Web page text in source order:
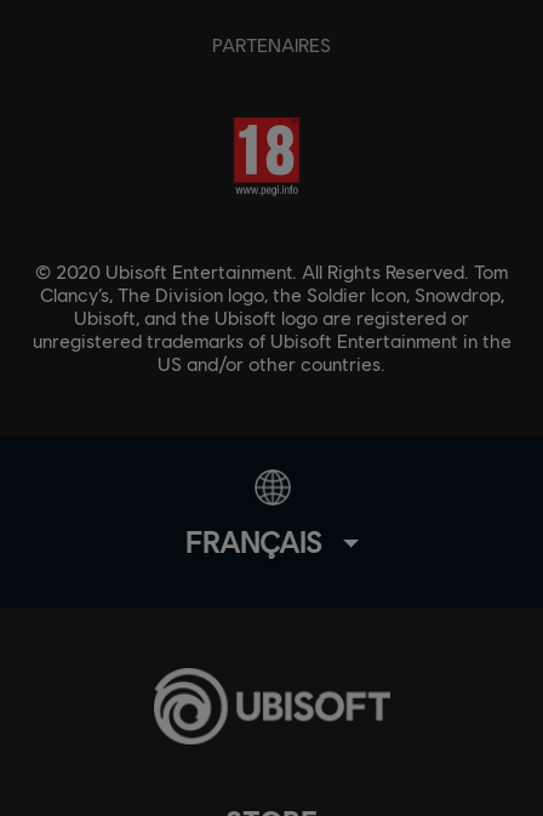
PARTENAIRES
© 2020 Ubisoft Entertainment. All Rights Reserved. Tom
Clancy’s, The Division logo, the Soldier Icon, Snowdrop,
Ubisoft, and the Ubisoft logo are registered or
unregistered trademarks of Ubisoft Entertainment in the
US and/or other countries.
FRANÇAIS